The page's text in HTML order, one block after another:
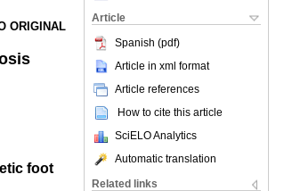
Article
Spanish (pdf)
Article in xml format
Article references
How to cite this article
SciELO Analytics
Automatic translation
Related links
ORIGINAL
foot